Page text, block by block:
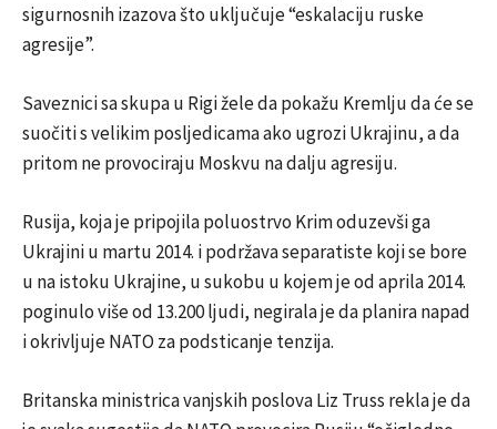
sigurnosnih izazova što uključuje “eskalaciju ruske
agresije”.
Saveznici sa skupa u Rigi žele da pokažu Kremlju da će se
suočiti s velikim posljedicama ako ugrozi Ukrajinu, a da
pritom ne provociraju Moskvu na dalju agresiju.
Rusija, koja je pripojila poluostrvo Krim oduzevši ga
Ukrajini u martu 2014. i podržava separatiste koji se bore
u na istoku Ukrajine, u sukobu u kojem je od aprila 2014.
poginulo više od 13.200 ljudi, negirala je da planira napad
i okrivljuje NATO za podsticanje tenzija.
Britanska ministrica vanjskih poslova Liz Truss rekla je da